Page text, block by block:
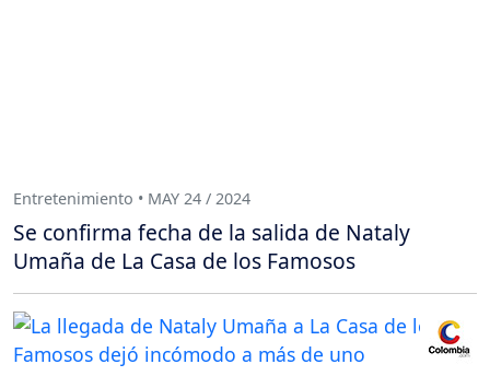
Entretenimiento • MAY 24 / 2024
Se confirma fecha de la salida de Nataly
Umaña de La Casa de los Famosos